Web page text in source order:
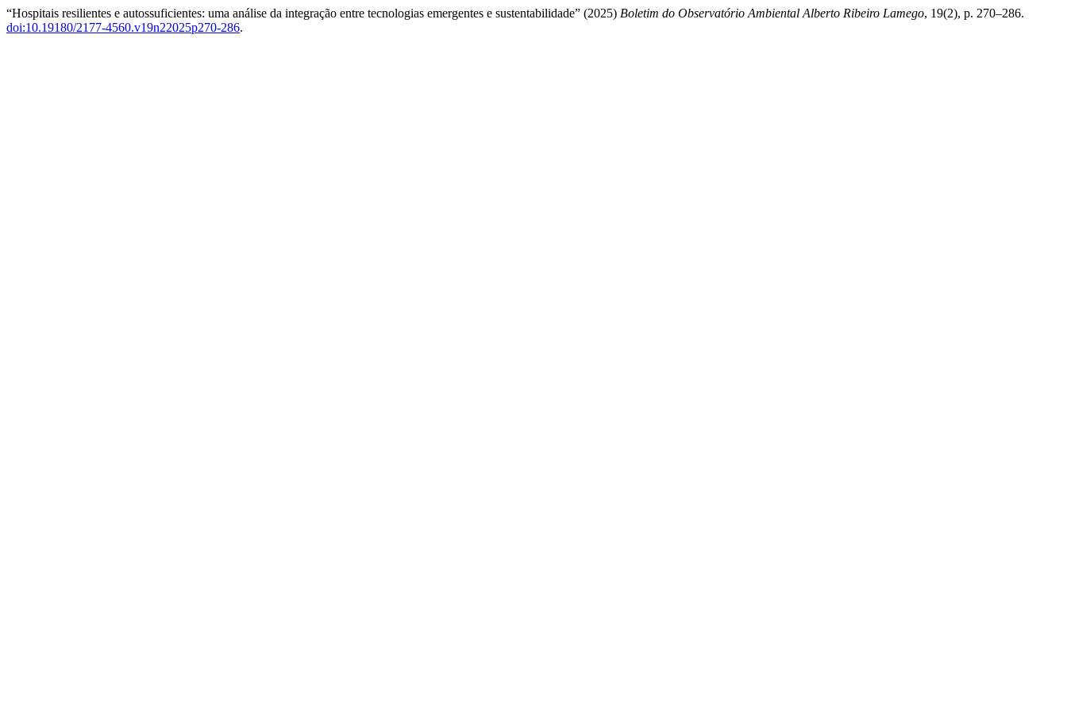
“Hospitais resilientes e autossuficientes: uma análise da integração entre tecnologias emergentes e sustentabilidade” (2025) Boletim do Observatório Ambiental Alberto Ribeiro Lamego, 19(2), p. 270–286.
doi:10.19180/2177-4560.v19n22025p270-286.